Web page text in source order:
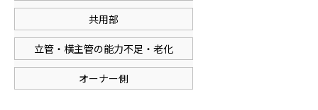
共用部
立管・横主管の能力不足・老化
オーナー側